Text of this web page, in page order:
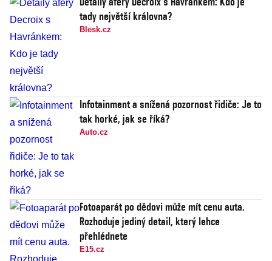
tady největší královna?
Blesk.cz
Infotainment a snížená pozornost řidiče: Je to
tak horké, jak se říká?
Auto.cz
Fotoaparát po dědovi může mít cenu auta.
Rozhoduje jediný detail, který lehce
přehlédnete
E15.cz